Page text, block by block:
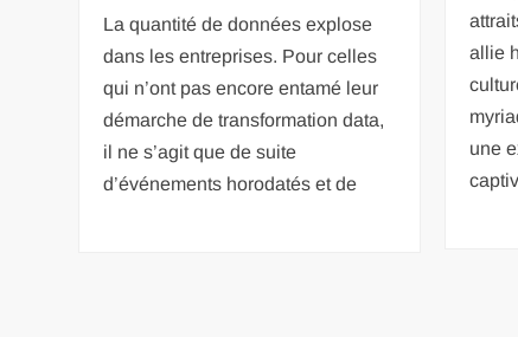
La quantité de données explose
dans les entreprises. Pour celles
qui n’ont pas encore entamé leur
démarche de transformation data,
il ne s’agit que de suite
d’événements horodatés et de
allie
une